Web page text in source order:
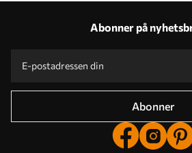
Abonner på
Abonner